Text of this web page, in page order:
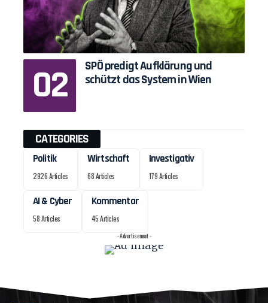
SPÖ predigt Aufklärung und
schützt das System in Wien
CATEGORIES
Politik
2926 Articles
Wirtschaft
68 Articles
Investigativ
179 Articles
AI & Cyber
58 Articles
Kommentar
45 Articles
- Advertisement -